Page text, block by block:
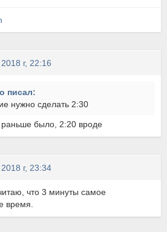
г, 22:16
писал:
нужно сделать 2:30
раньше было, 2:20 вроде
г, 23:34
что 3 минуты самое
время.